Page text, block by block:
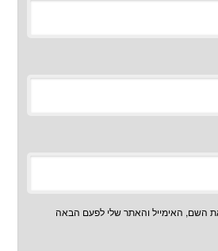
השם, האימייל והאתר שלי לפעם הבאה